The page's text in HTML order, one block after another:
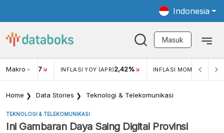
Indonesia
Masuk
Makro
USD/IDR 17 INFLASI YOY (APR)2,42% INFLASI MOM (MAR)
Home Data Stories Teknologi & Telekomunikasi
TEKNOLOGI & TELEKOMUNIKASI
Ini Gambaran Daya Saing Digital Provinsi